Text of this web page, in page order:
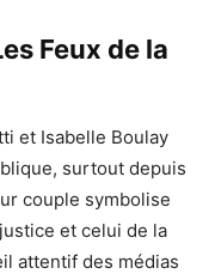
Feux de la
et Isabelle Boulay
surtout depuis
couple symbolise
et celui de la
attentif des médias